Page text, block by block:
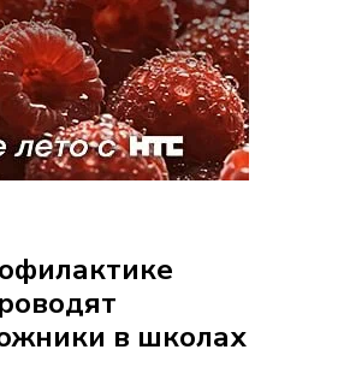
в школах